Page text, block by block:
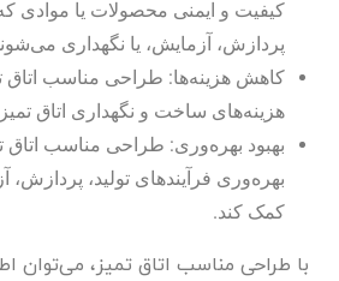
کیفیت و ایمنی محصولات یا موادی که
پردازش، آزمایش، یا نگهداری
کاهش هزینه‌ها: طراحی مناسب اتاق
هزینه‌های ساخت و نگهداری اتاق
بهبود بهره‌وری: طراحی مناسب اتاق
بهره‌وری فرآیندهای تولید، پردازش،
کمک کند.
با طراحی مناسب اتاق تمیز، می‌توان